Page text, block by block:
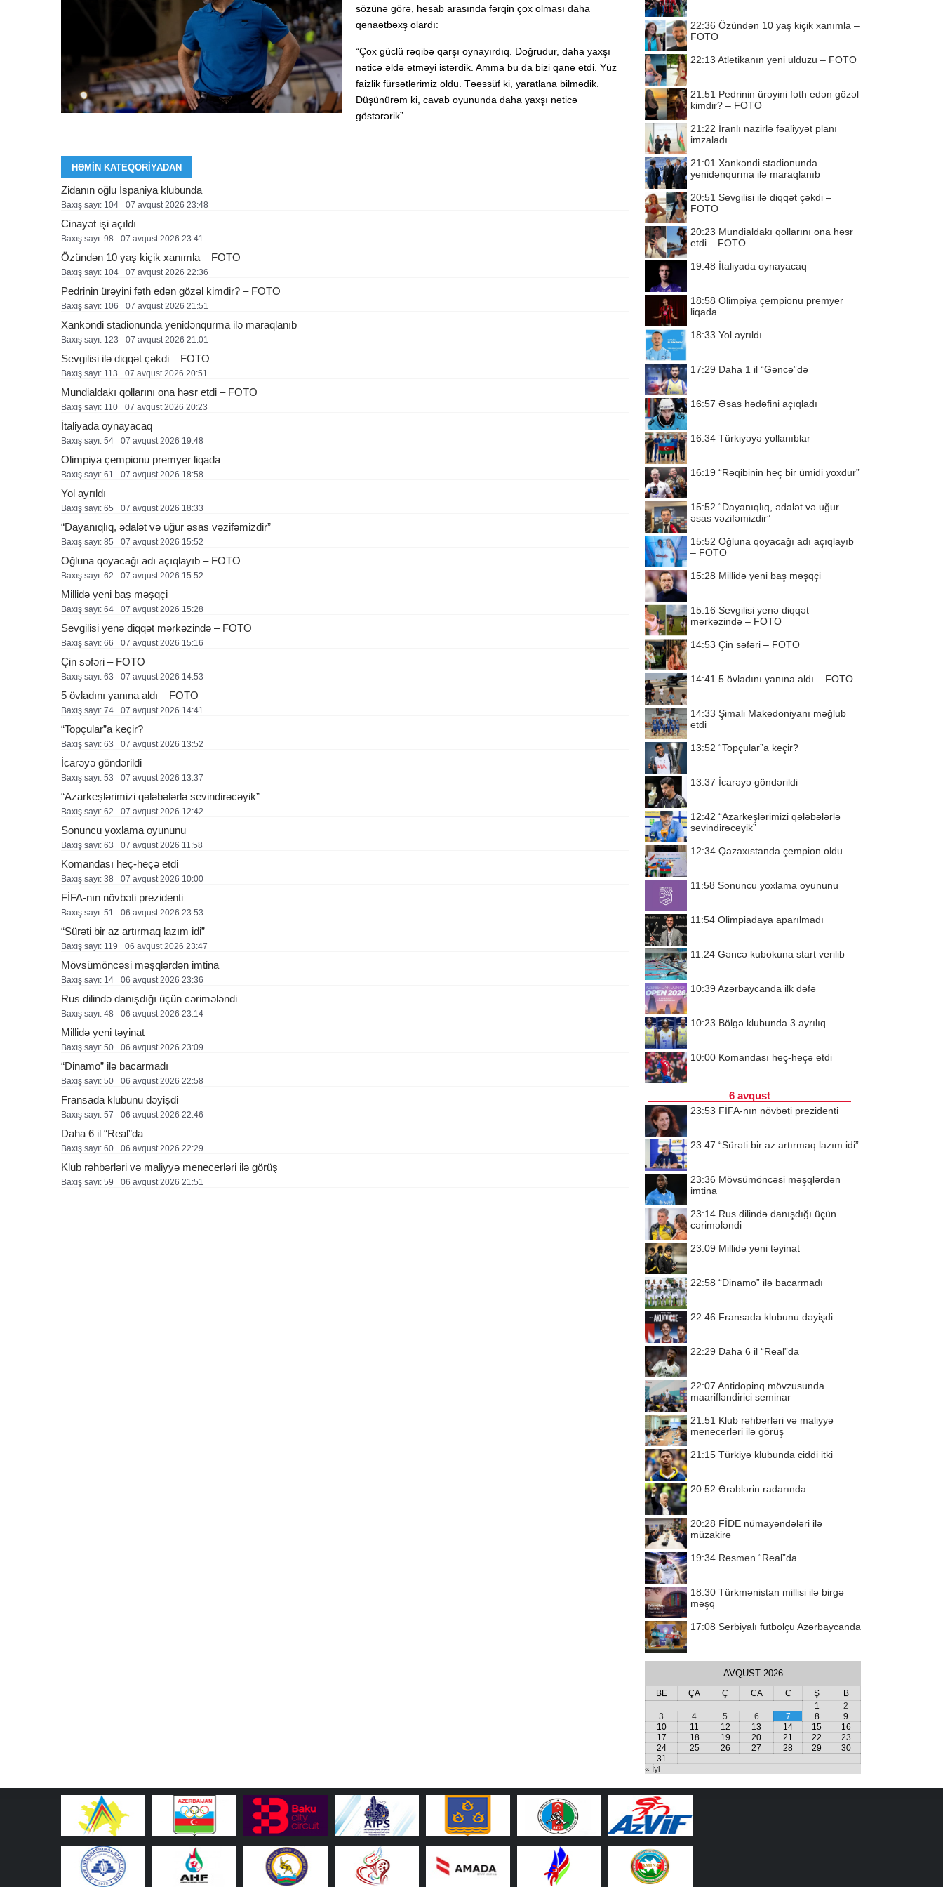
sözünə görə, hesab arasında fərqin çox olması daha
qənaətbəxş olardı:
“Çox güclü rəqibə qarşı oynayırdıq. Doğrudur, daha yaxşı
nəticə əldə etməyi istərdik. Amma bu da bizi qane etdi. Yüz
faizlik fürsətlərimiz oldu. Təəssüf ki, yaratlana bilmədik.
Düşünürəm ki, cavab oyununda daha yaxşı nəticə
göstərərik”.
HƏMIN KATEQORIYADAN
Zidanın oğlu İspaniya klubunda
Baxış sayı: 104 07 avqust 2026 23:48
Cinayət işi açıldı
Baxış sayı: 98 07 avqust 2026 23:41
Özündən 10 yaş kiçik xanımla – FOTO
Baxış sayı: 104 07 avqust 2026 22:36
Pedrinin ürəyini fəth edən gözəl kimdir? – FOTO
Baxış sayı: 106 07 avqust 2026 21:51
Xankəndi stadionunda yenidənqurma ilə maraqlanıb
Baxış sayı: 123 07 avqust 2026 21:01
Sevgilisi ilə diqqət çəkdi – FOTO
Baxış sayı: 113 07 avqust 2026 20:51
Mundialdakı qollarını ona həsr etdi – FOTO
Baxış sayı: 110 07 avqust 2026 20:23
İtaliyada oynayacaq
Baxış sayı: 54 07 avqust 2026 19:48
Olimpiya çempionu premyer liqada
Baxış sayı: 61 07 avqust 2026 18:58
Yol ayrıldı
Baxış sayı: 65 07 avqust 2026 18:33
“Dayanıqlıq, ədalət və uğur əsas vəzifəmizdir”
Baxış sayı: 85 07 avqust 2026 15:52
Oğluna qoyacağı adı açıqlayıb – FOTO
Baxış sayı: 62 07 avqust 2026 15:52
Millidə yeni baş məşqçi
Baxış sayı: 64 07 avqust 2026 15:28
Sevgilisi yenə diqqət mərkəzində – FOTO
Baxış sayı: 66 07 avqust 2026 15:16
Çin səfəri – FOTO
Baxış sayı: 63 07 avqust 2026 14:53
5 övladını yanına aldı – FOTO
Baxış sayı: 74 07 avqust 2026 14:41
“Topçular”a keçir?
Baxış sayı: 63 07 avqust 2026 13:52
İcarəyə göndərildi
Baxış sayı: 53 07 avqust 2026 13:37
“Azarkeşlərimizi qələbələrlə sevindirəcəyik”
Baxış sayı: 62 07 avqust 2026 12:42
Sonuncu yoxlama oyununu
Baxış sayı: 63 07 avqust 2026 11:58
Komandası heç-heçə etdi
Baxış sayı: 38 07 avqust 2026 10:00
FİFA-nın növbəti prezidenti
Baxış sayı: 51 06 avqust 2026 23:53
“Sürəti bir az artırmaq lazım idi”
Baxış sayı: 119 06 avqust 2026 23:47
Mövsümöncəsi məşqlərdən imtina
Baxış sayı: 14 06 avqust 2026 23:36
Rus dilində danışdığı üçün cərimələndi
Baxış sayı: 48 06 avqust 2026 23:14
Millidə yeni təyinat
Baxış sayı: 50 06 avqust 2026 23:09
“Dinamo” ilə bacarmadı
Baxış sayı: 50 06 avqust 2026 22:58
Fransada klubunu dəyişdi
Baxış sayı: 57 06 avqust 2026 22:46
Daha 6 il “Real”da
Baxış sayı: 60 06 avqust 2026 22:29
Klub rəhbərləri və maliyyə menecerləri ilə görüş
Baxış sayı: 59 06 avqust 2026 21:51
22:36 Özündən 10 yaş kiçik xanımla –
FOTO
22:13 Atletikanın yeni ulduzu – FOTO
21:51 Pedrinin ürəyini fəth edən gözəl
kimdir? – FOTO
21:22 İranlı nazirlə fəaliyyət planı
imzaladı
21:01 Xankəndi stadionunda
yenidənqurma ilə maraqlanıb
20:51 Sevgilisi ilə diqqət çəkdi –
FOTO
20:23 Mundialdakı qollarını ona həsr
etdi – FOTO
19:48 İtaliyada oynayacaq
18:58 Olimpiya çempionu premyer
liqada
18:33 Yol ayrıldı
17:29 Daha 1 il “Gəncə”də
16:57 Əsas hədəfini açıqladı
16:34 Türkiyəyə yollanıblar
16:19 “Rəqibinin heç bir ümidi yoxdur”
15:52 “Dayanıqlıq, ədalət və uğur
əsas vəzifəmizdir”
15:52 Oğluna qoyacağı adı açıqlayıb
– FOTO
15:28 Millidə yeni baş məşqçi
15:16 Sevgilisi yenə diqqət
mərkəzində – FOTO
14:53 Çin səfəri – FOTO
14:41 5 övladını yanına aldı – FOTO
14:33 Şimali Makedoniyanı məğlub
etdi
13:52 “Topçular”a keçir?
13:37 İcarəyə göndərildi
12:42 “Azarkeşlərimizi qələbələrlə
sevindirəcəyik”
12:34 Qazaxıstanda çempion oldu
11:58 Sonuncu yoxlama oyununu
11:54 Olimpiadaya aparılmadı
11:24 Gəncə kubokuna start verilib
10:39 Azərbaycanda ilk dəfə
10:23 Bölgə klubunda 3 ayrılıq
10:00 Komandası heç-heçə etdi
6 avqust
23:53 FİFA-nın növbəti prezidenti
23:47 “Sürəti bir az artırmaq lazım idi”
23:36 Mövsümöncəsi məşqlərdən
imtina
23:14 Rus dilində danışdığı üçün
cərimələndi
23:09 Millidə yeni təyinat
22:58 “Dinamo” ilə bacarmadı
22:46 Fransada klubunu dəyişdi
22:29 Daha 6 il “Real”da
22:07 Antidopinq mövzusunda
maarifləndirici seminar
21:51 Klub rəhbərləri və maliyyə
menecerləri ilə görüş
21:15 Türkiyə klubunda ciddi itki
20:52 Ərəblərin radarında
20:28 FİDE nümayəndələri ilə
müzakirə
19:34 Rəsmən “Real”da
18:30 Türkmənistan millisi ilə birgə
məşq
17:08 Serbiyalı futbolçu Azərbaycanda
AVQUST 2026
BE ÇA Ç CA C Ş
B
1
2
3
4 5 6 7 8
9
10
11 12 13 14 15
16
17
18 19 20 21 22
23
24
25 26 27 28 29
30
31
« İyl